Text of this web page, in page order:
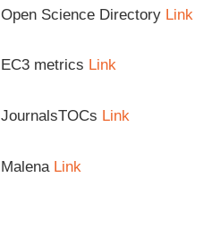
Open Science Directory Link
EC3 metrics Link
JournalsTOCs Link
Malena Link